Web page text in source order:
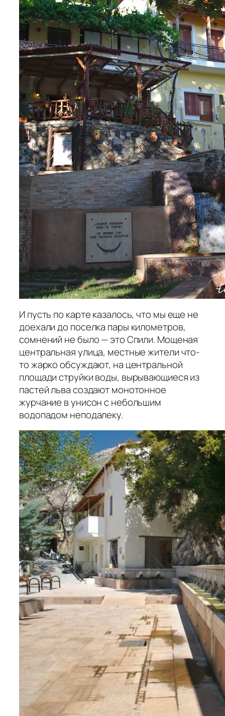
И пусть по карте казалось, что мы еще не
доехали до поселка пары километров,
сомнений не было — это Спили. Мощеная
центральная улица, местные жители что-
то жарко обсуждают, на центральной
площади струйки воды, вырывающиеся из
пастей льва создают монотонное
журчание в унисон с небольшим
водопадом неподалеку.